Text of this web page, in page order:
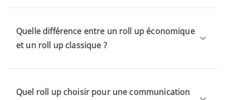
Quelle différence entre un roll up économique
et un roll up classique ?
Quel roll up choisir pour une communication